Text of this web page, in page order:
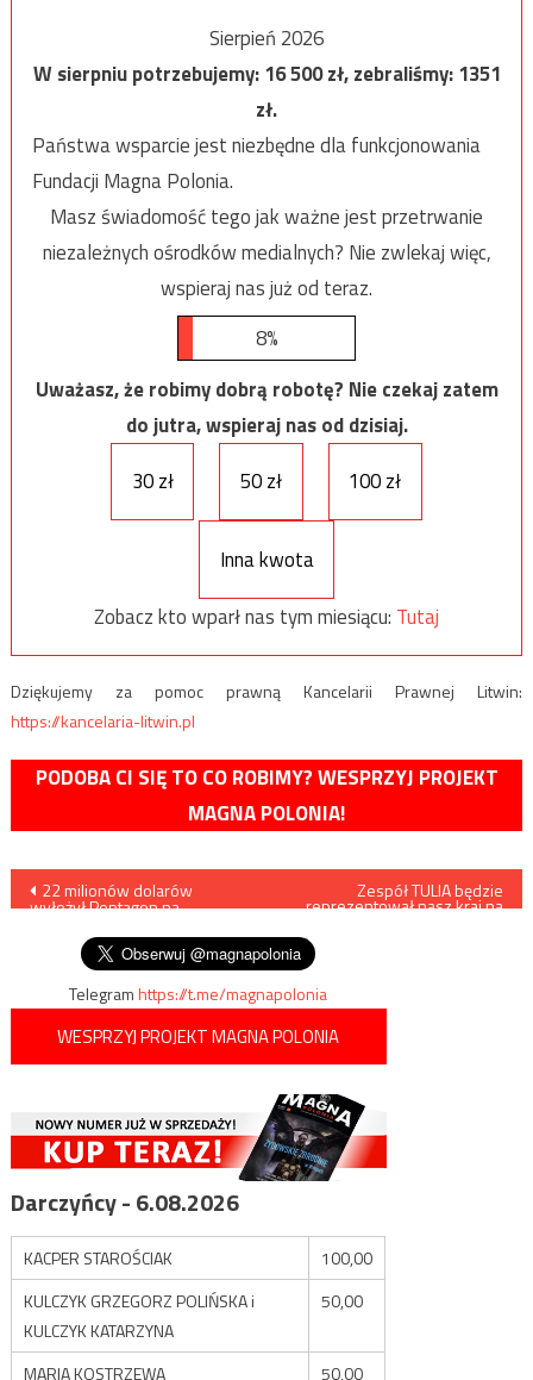
Sierpień 2026
W sierpniu potrzebujemy:16 500zł, zebraliśmy:1351
zł.
Państwa wsparcie jest niezbędne dla funkcjonowania
Fundacji Magna Polonia.
Masz świadomość tego jak ważne jest przetrwanie
niezależnych ośrodków medialnych? Nie zwlekaj więc,
wspieraj nas już od teraz.
8%
Uważasz, że robimy dobrą robotę? Nie czekaj zatem
do jutra, wspieraj nas od dzisiaj.
30 zł
50 zł 100 zł
Inna kwota
Zobacz kto wparł nas tym miesiącu: Tutaj
Dziękujemy za pomoc prawną Kancelarii Prawnej Litwin:
https://kancelaria-litwin.pl
PODOBA CI SIĘ TO CO ROBIMY? WESPRZYJ PROJEKT
MAGNA POLONIA!
Nawigacja
wpisu
22 milionów dolarów
wyłożył Pentagon na
Zespół TULIA będzie
reprezentował nasz kraj na
Telegramhttps://t.me/magnapolonia
WESPRZYJ PROJEKT MAGNA POLONIA
Darczyńcy - 6.08.2026
KACPER STAROŚCIAK
100,00
KULCZYK GRZEGORZ POLIŃSKA i
KULCZYK KATARZYNA
50,00
MARIA KOSTRZEWA 50,00